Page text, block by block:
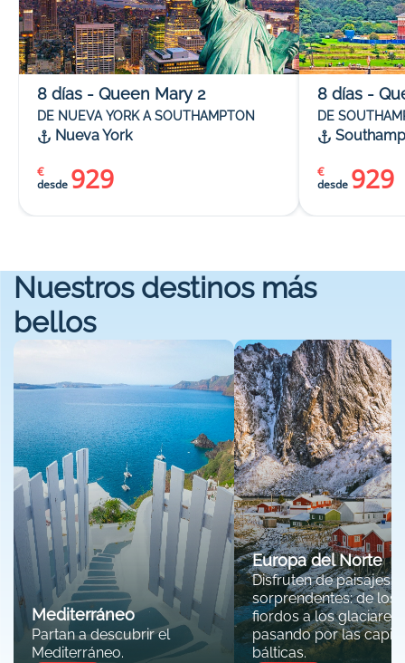
8 días - Queen Mary 2
DE NUEVA YORK A SOUTHAMPTON
Nueva York
desde 929
€
8 días -
DE
desde 929
€
Nuestros destinos más
bellos
Mediterráneo
Partan a descubrir el
Mediterráneo.
Europa del Norte
Disfruten de paisajes
sorprendentes: de los
fiordos a los glaciares,
pasando por las
bálticas.